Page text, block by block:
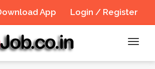
Login / Register
App